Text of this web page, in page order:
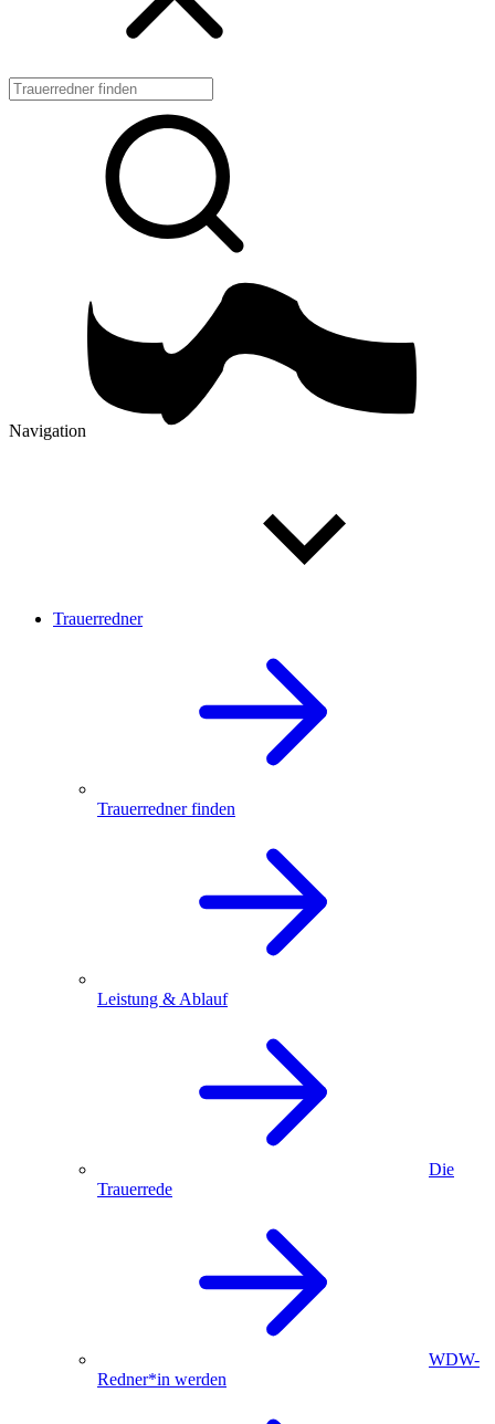
Navigation
Trauerredner
Trauerredner finden
Leistung & Ablauf
Die
Trauerrede
WDW-
Redner*in werden